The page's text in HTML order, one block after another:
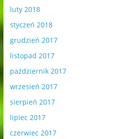
luty 2018
styczeń 2018
grudzień 2017
listopad 2017
październik 2017
wrzesień 2017
sierpień 2017
lipiec 2017
czerwiec 2017